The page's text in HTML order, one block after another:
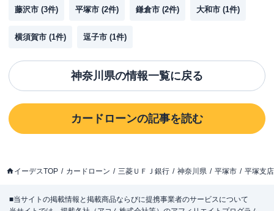
藤沢市 (3件) 平塚市 (2件) 鎌倉市 (2件) 大和市 (1件)
横須賀市 (1件) 逗子市 (1件)
神奈川県の情報一覧に戻る
カードローンの記事を読む
イーデスTOP カードローン 三菱ＵＦＪ銀行 神奈川県 平塚市 平塚支店
■当サイトの掲載情報と掲載商品ならびに提携事業者のサービスについて